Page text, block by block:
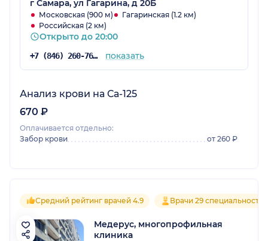
г Самара, ул Гагарина, д 20Б
Московская (900 м)
Гагаринская (1.2 км)
Российская (2 км)
Открыто до 20:00
+7 (846) 260-76-76 показать
Анализ крови на Са-125
670 ₽
Оплачивается отдельно:
Забор крови
от 260 ₽
Средний рейтинг врачей 4.9 Врачи 29 специальностей
Медерус, многопрофильная
клиника